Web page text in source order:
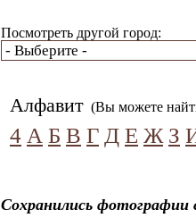
Посмотреть другой город:
Алфавит (Вы можете
4 А Б В Г Д Е Ж З
Сохранились